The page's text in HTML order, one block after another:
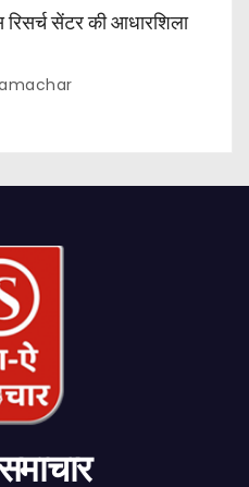
सेंटर की आधारशिला